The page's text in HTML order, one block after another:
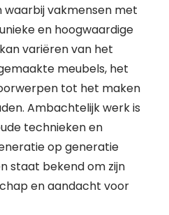
vakmensen met
en hoogwaardige
variëren van het
meubels, het
tot het maken
Ambachtelijk werk is
technieken en
op generatie
staat bekend om zijn
en aandacht voor